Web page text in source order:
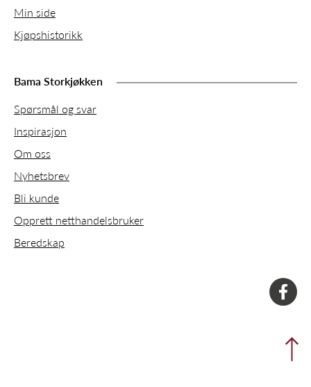
Min side
Kjøpshistorikk
Bama Storkjøkken
Spørsmål og svar
Inspirasjon
Om oss
Nyhetsbrev
Bli kunde
Opprett netthandelsbruker
Beredskap